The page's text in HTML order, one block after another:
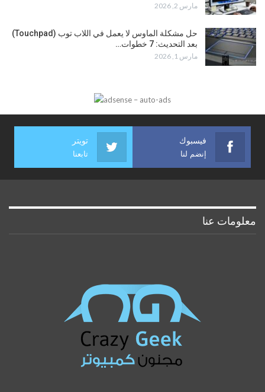
مارس 2, 2026
حل مشكلة الماوس لا يعمل في اللاب توب (Touchpad)
بعد التحديث: 7 خطوات…
مارس 1, 2026
فيسبوك
إنضم لنا
تويتر
تابعنا
معلومات عنا